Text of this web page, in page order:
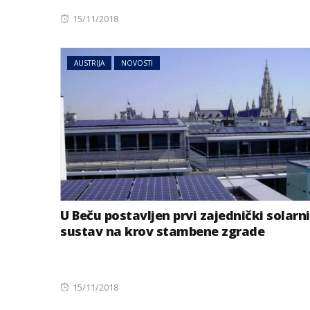
Posted
15/11/2018
AUSTRIJA NOVOSTI
U Beču postavljen prvi zajednički solarni
sustav na krov stambene zgrade
Posted
15/11/2018